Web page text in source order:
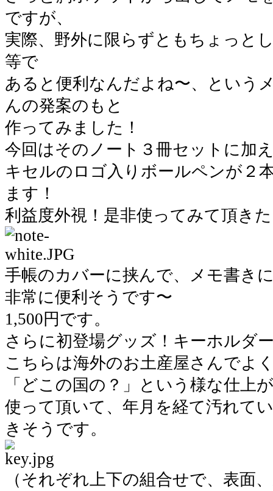
ですが、
実際、野外に限らずともちょっと
等で
あると便利なんだよね〜、という
んの発案のもと
作ってみました！
今回はそのノート３冊セットに加
キセルのロゴ入りボールペンが２
ます！
利益度外視！是非使ってみて頂き
手帳のカバーに挟んで、メモ書き
非常に便利そうです〜
1,500円です。
さらに初登場グッズ！キーホルダ
こちらは海外のお土産屋さんでよ
「どこの国の？」という様な仕上
使って頂いて、年月を経て汚れて
きそうです。
（それぞれ上下の組合せで、表面